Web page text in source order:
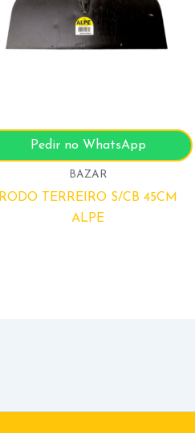
Pedir no WhatsApp
BAZAR
RODO TERREIRO S/CB 45CM
ALPE